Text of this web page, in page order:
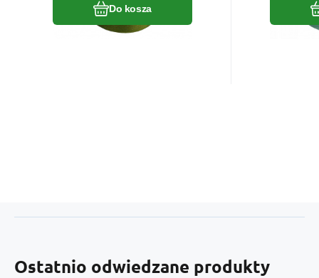
Do kosza
Ostatnio odwiedzane produkty